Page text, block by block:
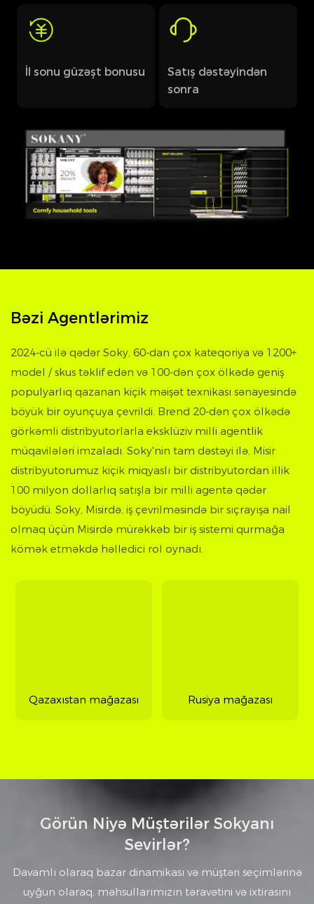
İl sonu güzəşt bonusu
Satış dəstəyindən
sonra
Bəzi Agentlərimiz
2024-cü ilə qədər Soky, 60-dan çox kateqoriya və 1200+
model / skus təklif edən və 100-dən çox ölkədə geniş
populyarlıq qazanan kiçik məişət texnikası sənayesində
böyük bir oyunçuya çevrildi. Brend 20-dən çox ölkədə
görkəmli distribyutorlarla eksklüziv milli agentlik
müqavilələri imzaladı. Soky'nin tam dəstəyi ilə, Misir
distribyutorumuz kiçik miqyaslı bir distribyutordan illik
100 milyon dollarlıq satışla bir milli agentə qədər
böyüdü. Soky, Misirdə, iş çevrilməsində bir sıçrayışa nail
olmaq üçün Misirdə mürəkkəb bir iş sistemi qurmağa
kömək etməkdə həlledici rol oynadı.
Qazaxıstan mağazası Rusiya mağazası
Görün Niyə Müştərilər Sokyanı
Sevirlər?
Davamlı olaraq bazar dinamikası və müştəri seçimlərinə
uyğun olaraq, məhsullarımızın təravətini və ixtirasını